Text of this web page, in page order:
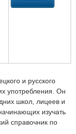
и русского
употребления. Он
школ, лицеев и
изучать
справочник по